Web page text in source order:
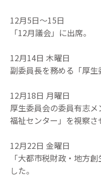
12月5日～15日
「12月議会」に出席。
12月14日 木曜日
副委員長を務める「厚生
12月18日 月曜日
厚生委員会の委員有志
福祉センター」を視察さ
12月22日 金曜日
「大都市税財政・地方
した。